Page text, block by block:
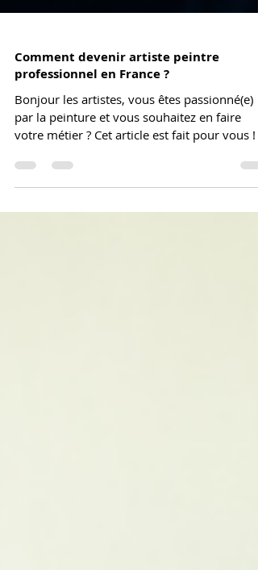
Comment devenir artiste peintre
professionnel en France ?
Bonjour les artistes, vous êtes passionné(e)
par la peinture et vous souhaitez en faire
votre métier ? Cet article est fait pour vous !